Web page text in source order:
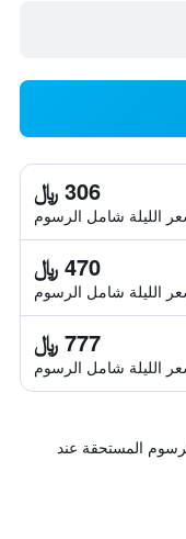
306 ﷼
الليلة شامل الرسوم
470 ﷼
الليلة شامل الرسوم
777 ﷼
الليلة شامل الرسوم
المستحقة عند